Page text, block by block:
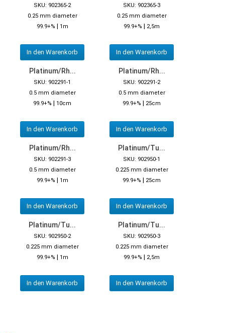
SKU: 902365-2
0.25 mm diameter
99.9+% | 1m
In den Warenkorb
SKU: 902365-3
0.25 mm diameter
99.9+% | 2,5m
In den Warenkorb
Platinum/Rh...
SKU: 902291-1
0.5 mm diameter
99.9+% | 10cm
In den Warenkorb
Platinum/Rh...
SKU: 902291-2
0.5 mm diameter
99.9+% | 25cm
In den Warenkorb
Platinum/Rh...
SKU: 902291-3
0.5 mm diameter
99.9+% | 1m
In den Warenkorb
Platinum/Tu...
SKU: 902950-1
0.225 mm diameter
99.9+% | 25cm
In den Warenkorb
Platinum/Tu...
SKU: 902950-2
0.225 mm diameter
99.9+% | 1m
In den Warenkorb
Platinum/Tu...
SKU: 902950-3
0.225 mm diameter
99.9+% | 2,5m
In den Warenkorb